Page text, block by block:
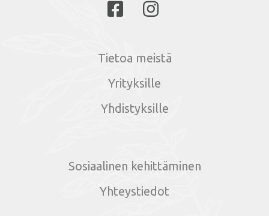
Tietoa meistä
Yrityksille
Yhdistyksille
Sosiaalinen kehittäminen
Yhteystiedot